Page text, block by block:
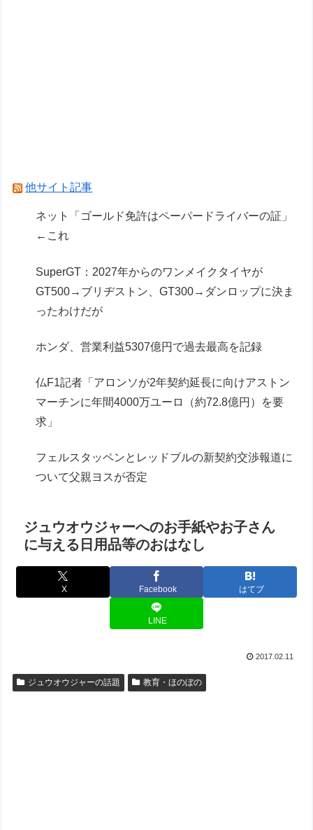
Powered by livedoor 相互RSS
他サイト記事
ネット「ゴールド免許はペーパードライバーの証」
←これ
SuperGT：2027年からのワンメイクタイヤが
GT500→ブリヂストン、GT300→ダンロップに決ま
ったわけだが
ホンダ、営業利益5307億円で過去最高を記録
仏F1記者「アロンソが2年契約延長に向けアストン
マーチンに年間4000万ユーロ（約72.8億円）を要
求」
フェルスタッペンとレッドブルの新契約交渉報道に
ついて父親ヨスが否定
ジュウオウジャーへのお手紙やお子さん
に与える日用品等のおはなし
X Facebook はてブ
LINE
2017.02.11
ジュウオウジャーの話題 教育・ほのぼの